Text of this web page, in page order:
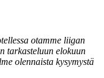
otamme liigan
tarkasteluun elokuun
olennaista kysymystä